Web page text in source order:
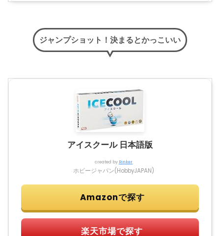
ジャンプショット！決まるとかっこいい
アイスクール 日本語版
created by Rinker
ホビージャパン(HobbyJAPAN)